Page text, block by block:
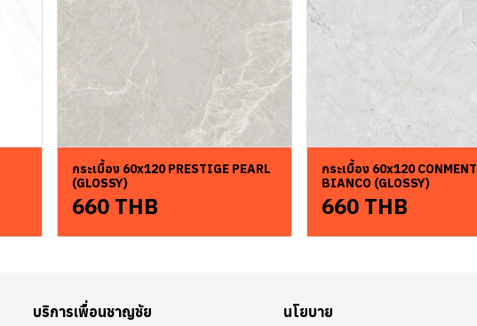
กระเบื้อง 60x120 PRESTIGE PEARL
(GLOSSY)
660 THB
กระเบื้อง 60x120 CONMENT
BIANCO (GLOSSY)
660 THB
บริการเพื่อนชาญชัย นโยบาย